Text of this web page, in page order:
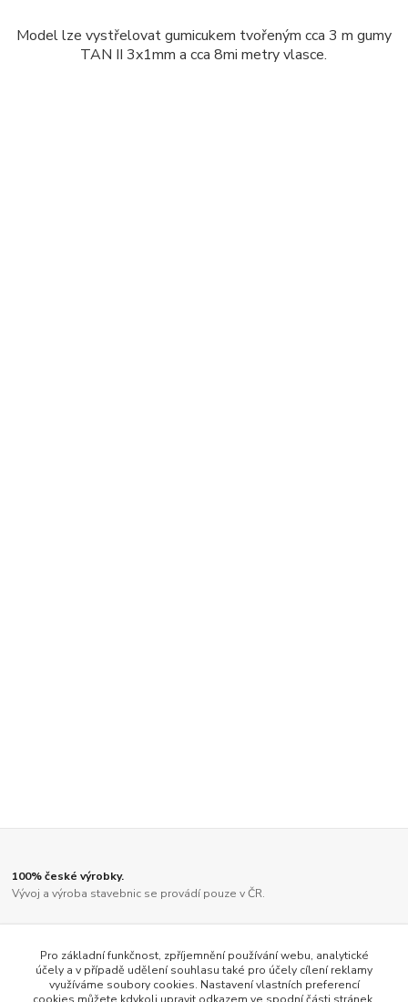
Model lze vystřelovat gumicukem tvořeným cca 3 m gumy
TAN II 3x1mm a cca 8mi metry vlasce.
100% české výrobky.
Vývoj a výroba stavebnic se provádí pouze v ČR.
Ne činskou lampičkou, jako u většiny ostatních výrobců.
Vysoký stupeň předpracovanosti.
Pro základní funkčnost, zpříjemnění používání webu, analytické
účely a v případě udělení souhlasu také pro účely cílení reklamy
využíváme soubory cookies. Nastavení vlastních preferencí